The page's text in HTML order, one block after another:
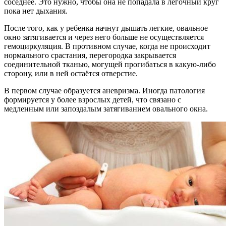
пока нет дыхания.
После того, как у ребенка начнут дышать легкие, овальное
окно затягивается и через него больше не осуществляется
гемоциркуляция. В противном случае, когда не происходит
нормального срастания, перегородка закрывается
соединительной тканью, могущей прогибаться в какую-либо
сторону, или в ней остаётся отверстие.
В первом случае образуется аневризма. Иногда патология
формируется у более взрослых детей, что связано с
медленным или запоздалым затягиванием овального окна.